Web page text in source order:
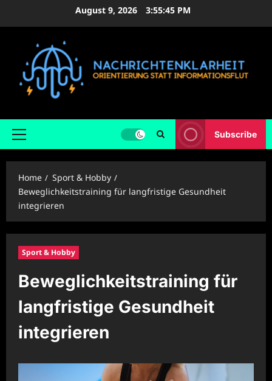
August 9, 2026 3:55:46 PM
Primary
Subscribe
Home
Sport & Hobby
Beweglichkeitstraining für langfristige Gesundheit
integrieren
Sport & Hobby
Beweglichkeitstraining für
langfristige Gesundheit
integrieren